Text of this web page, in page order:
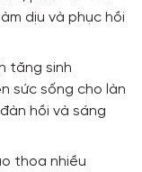
dịu và phục hồi
tăng sinh
sức sống cho làn
hồi và sáng
thoa nhiều